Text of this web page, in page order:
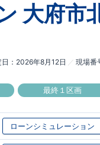
大府市
2026年8月12日 現場番
最終１区画
ローンシミュレーション